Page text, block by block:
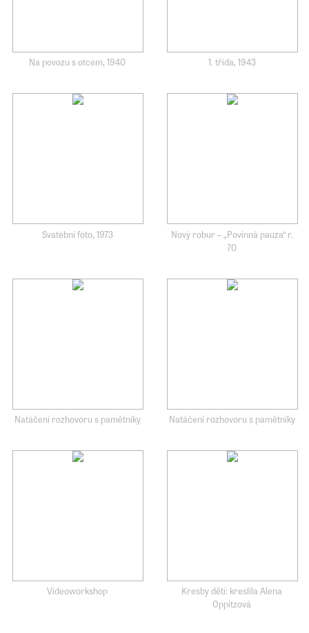
Na povozu s otcem, 1940 1. třída, 1943
Svatební foto, 1973
Nový robur – „Povinná pauza“ r.
70
Natáčení rozhovoru s pamětníky Natáčení rozhovoru s pamětníky
Videoworkshop
Kresby dětí: kreslila Alena
Oppitzová